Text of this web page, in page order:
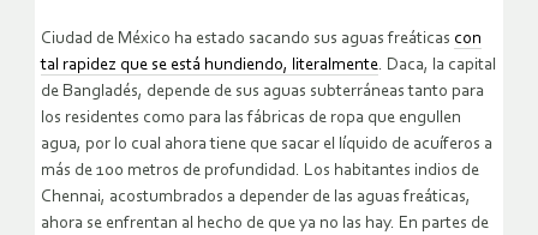
Ciudad de México ha estado sacando sus aguas freáticas con
tal rapidez que se está hundiendo, literalmente. Daca, la capital
de Bangladés, depende de sus aguas subterráneas tanto para
los residentes como para las fábricas de ropa que engullen
agua, por lo cual ahora tiene que sacar el líquido de acuíferos a
más de 100 metros de profundidad. Los habitantes indios de
Chennai, acostumbrados a depender de las aguas freáticas,
ahora se enfrentan al hecho de que ya no las hay. En partes de